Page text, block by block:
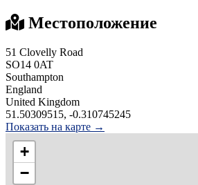
Местоположение
51 Clovelly Road
SO14 0AT
Southampton
England
United Kingdom
51.50309515, -0.310745245
Показать на карте →
+
−